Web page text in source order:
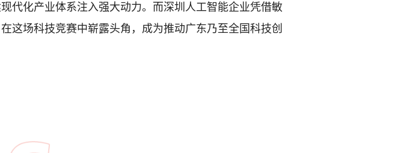
代化产业体系注入强大动力。而深圳人工智能企业凭借敏
这场科技竞赛中崭露头角，成为推动广东乃至全国科技创